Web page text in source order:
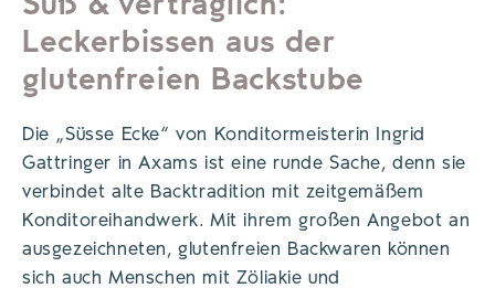
Leckerbissen aus der
glutenfreien Backstube
Die „Süsse Ecke“ von Konditormeisterin Ingrid
Gattringer in Axams ist eine runde Sache, denn sie
verbindet alte Backtradition mit zeitgemäßem
Konditoreihandwerk. Mit ihrem großen Angebot an
ausgezeichneten, glutenfreien Backwaren können
sich auch Menschen mit Zöliakie und